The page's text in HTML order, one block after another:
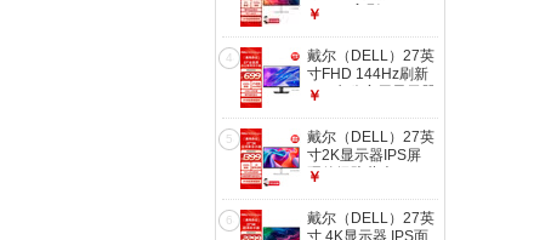
120Hz高刷
光 1500:1 虾农助手
办公娱乐显示屏
S2725QS
￥
4
戴尔（DELL）27英
寸FHD 144Hz刷新
IPS 办公家用显示器
硬件防蓝光
SE2725HM升级款
SE2726H
￥
5
戴尔（DELL）27英
寸2K显示器IPS屏
硬件级防蓝光
双音响 旋转升降 电
竞游戏电脑显示屏
￥
6
戴尔（DELL）27英
寸 4K显示器 IPS面